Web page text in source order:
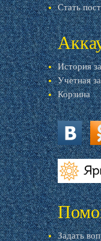
Стать
История
Учетная
Корзина
vk.com
Задать